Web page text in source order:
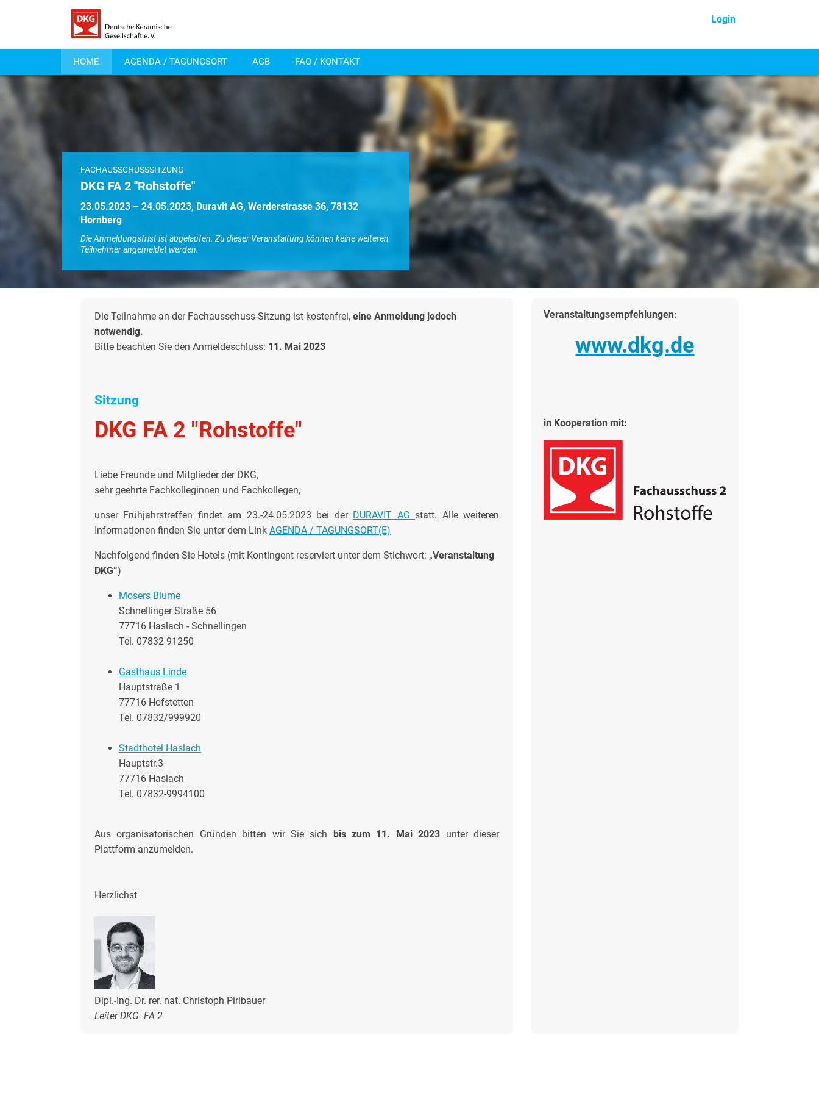
Login
HOME AGENDA / TAGUNGSORT AGB FAQ / KONTAKT
FACHAUSSCHUSSSITZUNG
DKG FA 2 "Rohstoffe"
23.05.2023 – 24.05.2023, Duravit AG, Werderstrasse 36, 78132
Hornberg
Die Anmeldungsfrist ist abgelaufen. Zu dieser Veranstaltung können keine weiteren
Teilnehmer angemeldet werden.
Die Teilnahme an der Fachausschuss-Sitzung ist kostenfrei, eine Anmeldung jedoch
notwendig.
Bitte beachten Sie den Anmeldeschluss: 11. Mai 2023
Sitzung
DKG FA 2 "Rohstoffe"
Liebe Freunde und Mitglieder der DKG,
sehr geehrte Fachkolleginnen und Fachkollegen,
unser Frühjahrstreffen findet am 23.-24.05.2023 bei der DURAVIT AGstatt. Alle weiteren
Informationen finden Sie unter dem Link AGENDA / TAGUNGSORT(E)
Nachfolgend finden Sie Hotels (mit Kontingent reserviert unter dem Stichwort: „Veranstaltung
DKG“)
Mosers Blume
Schnellinger Straße 56
77716 Haslach - Schnellingen
Tel. 07832-91250
Gasthaus Linde
Hauptstraße 1
77716 Hofstetten
Tel. 07832/999920
Stadthotel Haslach
Hauptstr.3
77716 Haslach
Tel. 07832-9994100
Aus organisatorischen Gründen bitten wir Sie sich bis zum 11. Mai 2023 unter dieser
Plattform anzumelden.
Herzlichst
Dipl.-Ing. Dr. rer. nat. Christoph Piribauer
Leiter DKG FA 2
Veranstaltungsempfehlungen:
www.dkg.de
in Kooperation mit: